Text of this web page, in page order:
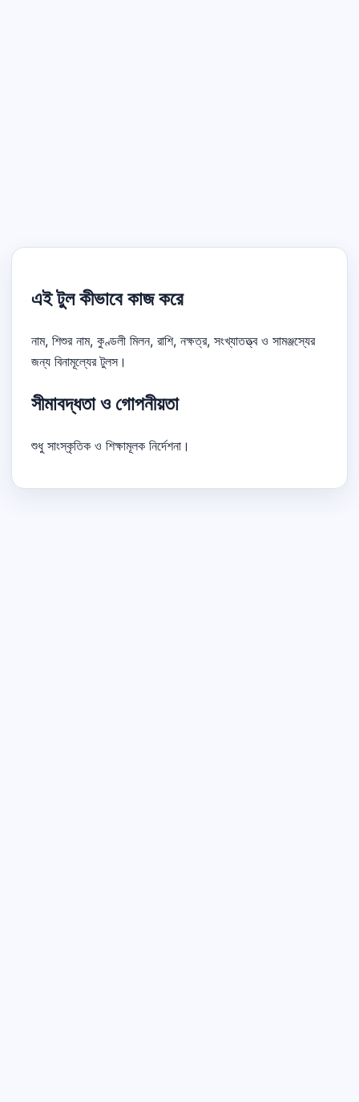
এই টুল কীভাবে কাজ করে
নাম, শিশুর নাম, কুণ্ডলী মিলন, রাশি, নক্ষত্র, সংখ্যাতত্ত্ব ও সামঞ্জস্যের
জন্য বিনামূল্যের টুলস।
সীমাবদ্ধতা ও গোপনীয়তা
শুধু সাংস্কৃতিক ও শিক্ষামূলক নির্দেশনা।